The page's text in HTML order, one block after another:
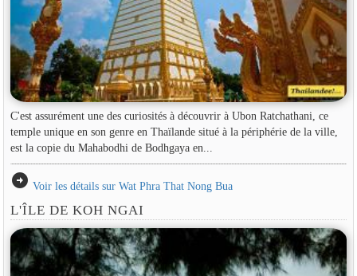
C'est assurément une des curiosités à découvrir à Ubon Ratchathani, ce
temple unique en son genre en Thaïlande situé à la périphérie de la ville,
est la copie du Mahabodhi de Bodhgaya en...
arrow_circle_right Voir les détails sur Wat Phra That Nong Bua
L'ÎLE DE KOH NGAI